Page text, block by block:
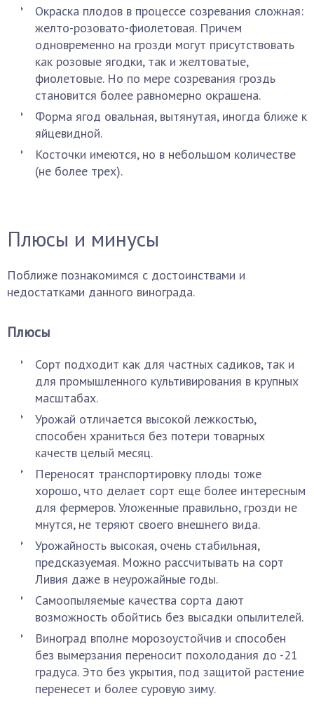
Окраска плодов в процессе созревания сложная:
желто-розовато-фиолетовая. Причем
одновременно на грозди могут присутствовать
как розовые ягодки, так и желтоватые,
фиолетовые. Но по мере созревания гроздь
становится более равномерно окрашена.
Форма ягод овальная, вытянутая, иногда ближе к
яйцевидной.
Косточки имеются, но в небольшом количестве
(не более трех).
Плюсы и минусы
Поближе познакомимся с достоинствами и
недостатками данного винограда.
Плюсы
Сорт подходит как для частных садиков, так и
для промышленного культивирования в крупных
масштабах.
Урожай отличается высокой лежкостью,
способен храниться без потери товарных
качеств целый месяц.
Переносят транспортировку плоды тоже
хорошо, что делает сорт еще более интересным
для фермеров. Уложенные правильно, грозди не
мнутся, не теряют своего внешнего вида.
Урожайность высокая, очень стабильная,
предсказуемая. Можно рассчитывать на сорт
Ливия даже в неурожайные годы.
Самоопыляемые качества сорта дают
возможность обойтись без высадки опылителей.
Виноград вполне морозоустойчив и способен
без вымерзания переносит похолодания до -21
градуса. Это без укрытия, под защитой растение
перенесет и более суровую зиму.